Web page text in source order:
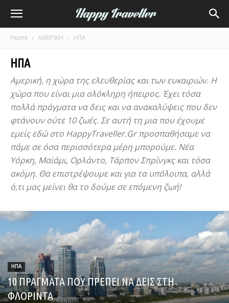
Home ΑΜΕΡΙΚΗ ΗΠΑ
ΗΠΑ
Αμερική, η χώρα της ελευθερίας και των ευκαιριών. Η
χώρα που είναι μια ολόκληρη ήπειρος. Έχει τόσα
πολλά πράγματα να δεις και να ανακαλύψεις που δεν
φτάνουν ούτε 10 ζωές. Σε αυτή τη μια που έχουμε
εμείς εδώ στο HappyTraveller.Gr προσπαθήσαμε να
πάμε σε όσα περισσότερα μέρη μπορούμε. Νέα
Υόρκη, Μαϊάμι, Ορλάντο, Τάρπον Σπρίνγκς και τόσα
ακόμη. Θα επιστρέψουμε και για τα υπόλοιπα, αλλά
ό,τι μας μείνει θα το δούμε σε επόμενη ζωή!
ΗΠΑ
10 ΠΡΑΓΜΑΤΑ ΠΟΥ ΠΡΕΠΕΙ ΝΑ ΔΕΙΣ ΣΤΗ
ΦΛΟΡΙΝΤΑ